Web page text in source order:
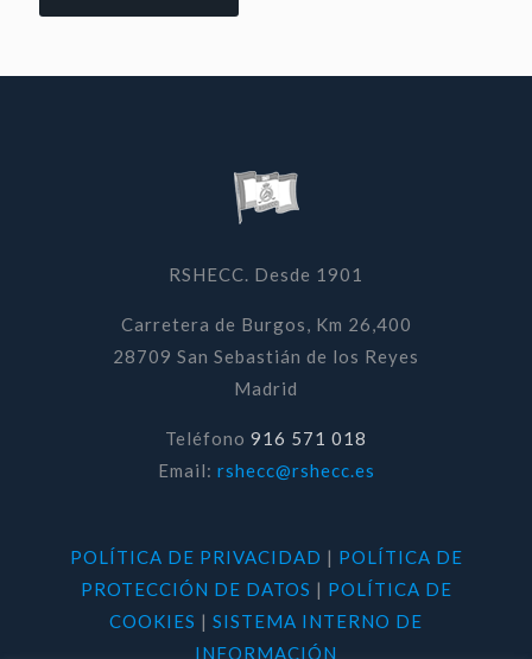
RSHECC. Desde 1901
Carretera de Burgos, Km 26,400
28709 San Sebastián de los Reyes
Madrid
Teléfono 916 571 018
Email: rshecc@rshecc.es
POLÍTICA DE PRIVACIDAD | POLÍTICA DE
PROTECCIÓN DE DATOS | POLÍTICA DE
COOKIES | SISTEMA INTERNO DE
INFORMACIÓN